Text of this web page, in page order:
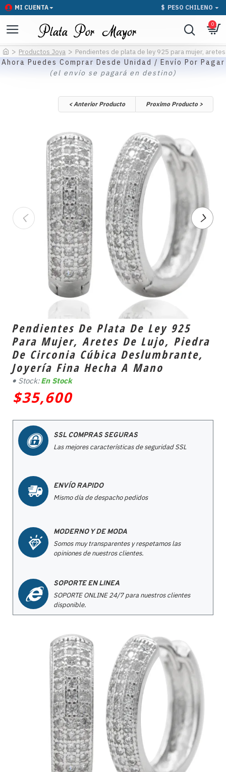
MI CUENTA $ PESO CHILENO
0
Productos Joya Pendientes de plata de ley 925 para mujer,
Ahora Puedes Comprar Desde Unidad / Envío Por Pagar
(el envío se pagará en destino)
< Anterior Producto Proximo Producto >
Pendientes De Plata De Ley 925
Para Mujer, Aretes De Lujo, Piedra
De Circonia Cúbica Deslumbrante,
Joyería Fina Hecha A Mano
$35,600
Stock: En Stock
SSL COMPRAS SEGURAS
Las mejores características de seguridad SSL
ENVÍO RAPIDO
Mismo día de despacho pedidos
MODERNO Y DE MODA
Somos muy transparentes y respetamos las
opiniones de nuestros clientes.
SOPORTE EN LINEA
SOPORTE ONLINE 24/7 para nuestros clientes
disponible.